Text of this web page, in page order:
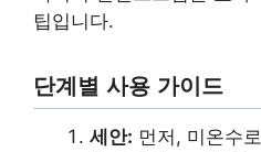
팁입니다.
단계별 사용 가이드
세안: 먼저, 미온수